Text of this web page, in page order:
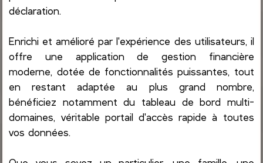
déclaration.
Enrichi et amélioré par l'expérience des utilisateurs, il
offre une application de gestion financière
moderne, dotée de fonctionnalités puissantes, tout
en restant adaptée au plus grand nombre,
bénéficiez notamment du tableau de bord multi-
domaines, véritable portail d'accès rapide à toutes
vos données.